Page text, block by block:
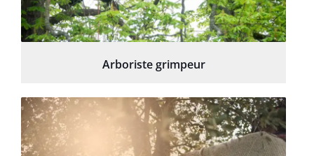
Arboriste grimpeur